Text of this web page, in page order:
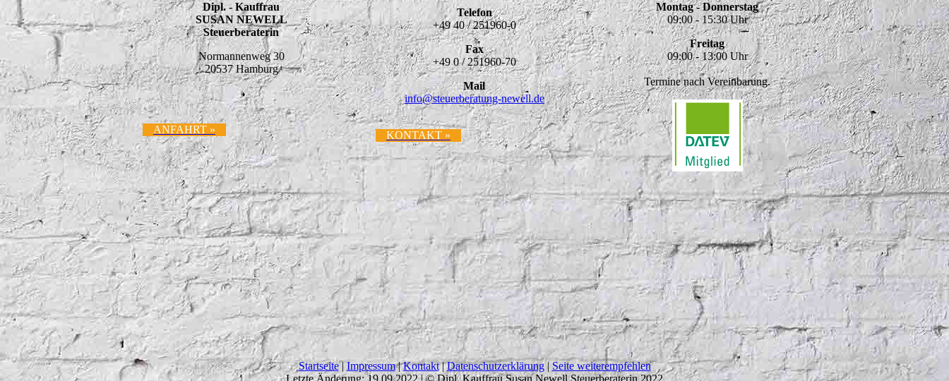
Dipl. - Kauffrau
SUSAN NEWELL
Steuerberaterin
Normannenweg 30
20537 Hamburg
ANFAHRT »
Telefon
+49 40 / 251960-0
Fax
+49 0 / 251960-70
Mail
info@steuerberatung-newell.de
KONTAKT »
Montag - Donnerstag
09:00 - 15:30 Uhr
Freitag
09:00 - 13:00 Uhr
Termine nach Vereinbarung.
Startseite|Impressum|Kontakt|Datenschutzerklärung| Seite weiterempfehlen
Letzte Änderung: 19.09.2022 | © Dipl. Kauffrau Susan Newell Steuerberaterin 2022